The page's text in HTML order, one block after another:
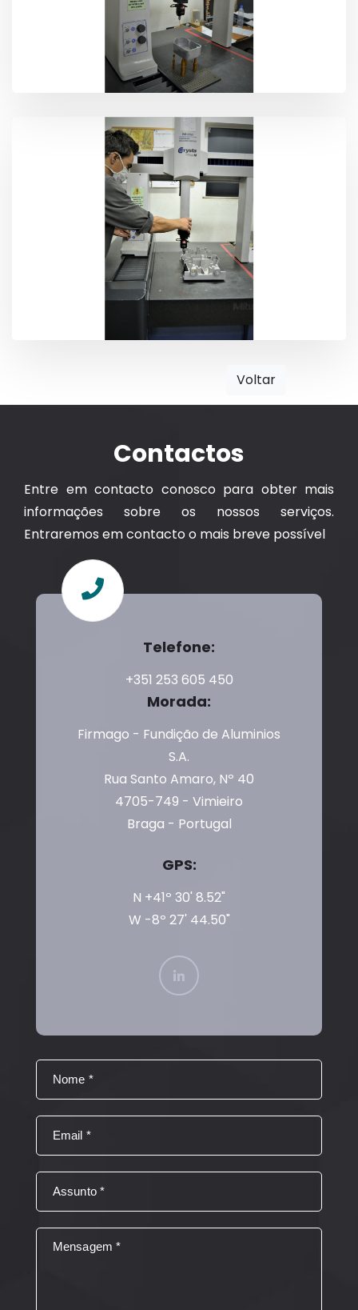
Voltar
Contactos
Entre em contacto conosco para obter mais
informações sobre os nossos serviços.
Entraremos em contacto o mais breve possível
Telefone:
+351 253 605 450
Morada:
Firmago - Fundição de Aluminios
S.A.
Rua Santo Amaro, Nº 40
4705-749 - Vimieiro
Braga - Portugal
GPS:
N +41º 30' 8.52"
W -8º 27' 44.50"